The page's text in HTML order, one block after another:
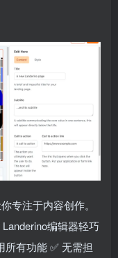
专注于内容创作。
编辑器轻巧
有功能 ✅ 无需担